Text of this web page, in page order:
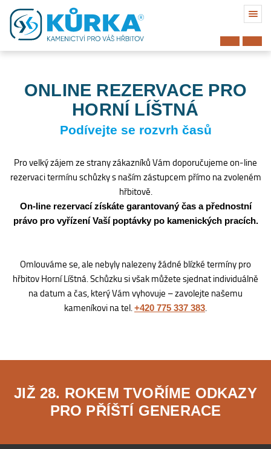
ONLINE REZERVACE PRO
HORNÍ LÍŠTNÁ
Podívejte se rozvrh časů
Pro velký zájem ze strany zákazníků Vám doporučujeme on-line
rezervaci termínu schůzky s naším zástupcem přímo na zvoleném
hřbitově.
On-line rezervací získáte garantovaný čas a přednostní
právo pro vyřízení Vaší poptávky po kamenických pracích.
Omlouváme se, ale nebyly nalezeny žádné blízké termíny pro
hřbitov Horní Líštná. Schůzku si však můžete sjednat individuálně
na datum a čas, který Vám vyhovuje – zavolejte našemu
kameníkovi na tel.+420 775 337 383.
JIŽ 28. ROKEM TVOŘÍME ODKAZY
PRO PŘÍŠTÍ GENERACE